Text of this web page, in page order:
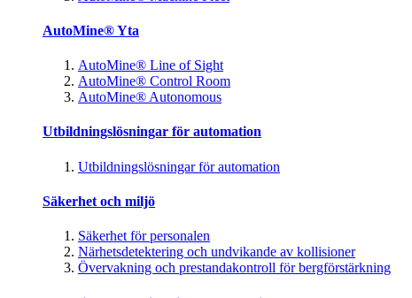
AutoMine® Yta
AutoMine® Line of Sight
AutoMine® Control Room
AutoMine® Autonomous
Utbildningslösningar för automation
Utbildningslösningar för automation
Säkerhet och miljö
Säkerhet för personalen
Närhetsdetektering och undvikande av kollisioner
Övervakning och prestandakontroll för bergförstärkning